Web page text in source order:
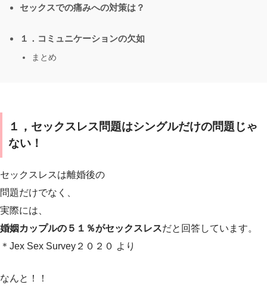
セックスでの痛みへの対策は？
１．コミュニケーションの欠如
まとめ
１，セックスレス問題はシングルだけの問題じゃ
ない！
セックスレスは離婚後の
問題だけでなく、
実際には、
婚姻カップルの５１％がセックスレスだと回答しています。
＊Jex Sex Survey２０２０ より
なんと！！